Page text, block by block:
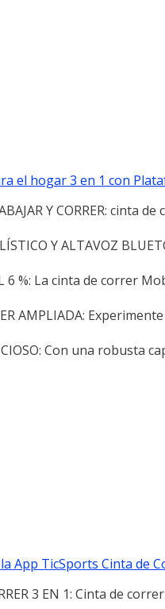
el hogar 3 en 1 con
Y CORRER:
Y ALTAVOZ
6 %: La cinta de correr
AMPLIADA:
Con una robusta
App TicSports Cinta de
3 EN 1: Cinta de